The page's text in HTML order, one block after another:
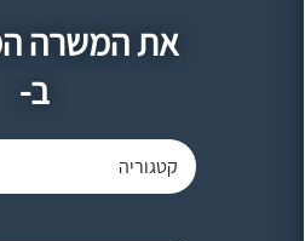
את המשרה
ב-
קטגוריה